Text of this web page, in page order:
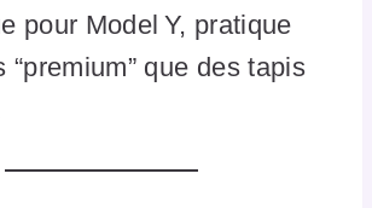
pour Model Y, pratique
“premium” que des tapis